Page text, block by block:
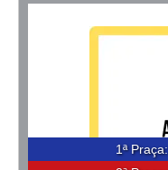
1ª Praça: